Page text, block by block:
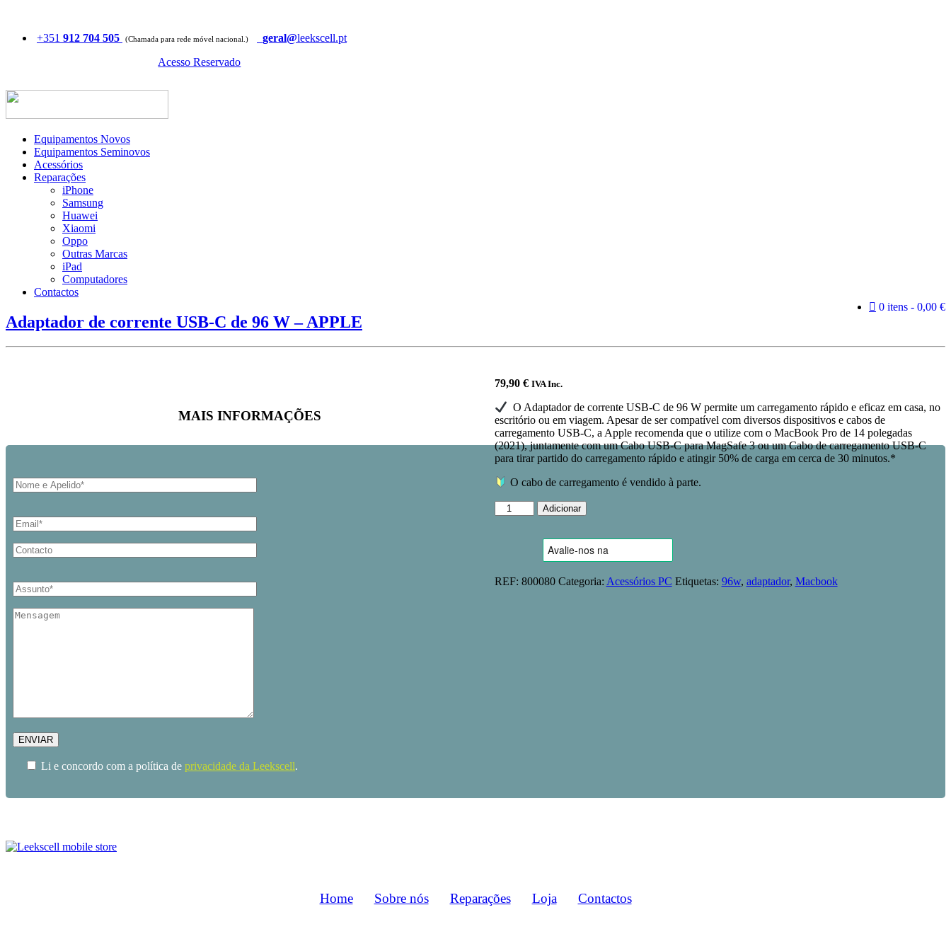
+351 912 704 505 (Chamada para rede móvel nacional.) geral@leekscell.pt
Acesso Reservado
Equipamentos Novos
Equipamentos Seminovos
Acessórios
Reparações
iPhone
Samsung
Huawei
Xiaomi
Oppo
Outras Marcas
iPad
Computadores
Contactos
0 itens
0,00 €
Adaptador de corrente USB-C de 96 W – APPLE
79,90 € IVA Inc.
O Adaptador de corrente USB‑C de 96 W permite um carregamento rápido e eficaz em casa, no
escritório ou em viagem. Apesar de ser compatível com diversos dispositivos e cabos de
carregamento USB‑C, a Apple recomenda que o utilize com o MacBook Pro de 14 polegadas
(2021), juntamente com um Cabo USB‑C para MagSafe 3 ou um Cabo de carregamento USB‑C
para tirar partido do carregamento rápido e atingir 50% de carga em cerca de 30 minutos.*
O cabo de carregamento é vendido à parte.
Quantidade
de
C
Adicionar
REF: 800080 Categoria: Acessórios PC Etiquetas: 96w, adaptador, Macbook
MAIS INFORMAÇÕES
Li e concordo com a política de privacidade da Leekscell.
Home Sobre nós Reparações Loja Contactos